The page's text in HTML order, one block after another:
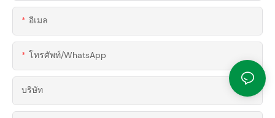
อีเมล
โทรศัพท์/WhatsApp
บริษัท